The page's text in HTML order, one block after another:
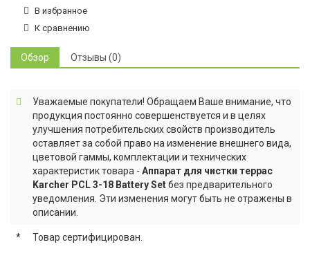
В избранное
К сравнению
Обзор Отзывы (0)
Уважаемые покупатели! Обращаем Ваше внимание, что
продукция постоянно совершенствуется и в целях
улучшения потребительских свойств производитель
оставляет за собой право на изменение внешнего вида,
цветовой гаммы, комплектации и технических
характеристик товара - Аппарат для чистки террас
Karcher PCL 3-18 Battery Setбез предварительного
уведомления. Эти изменения могут быть не отражены в
описании.
* Товар сертифицирован.